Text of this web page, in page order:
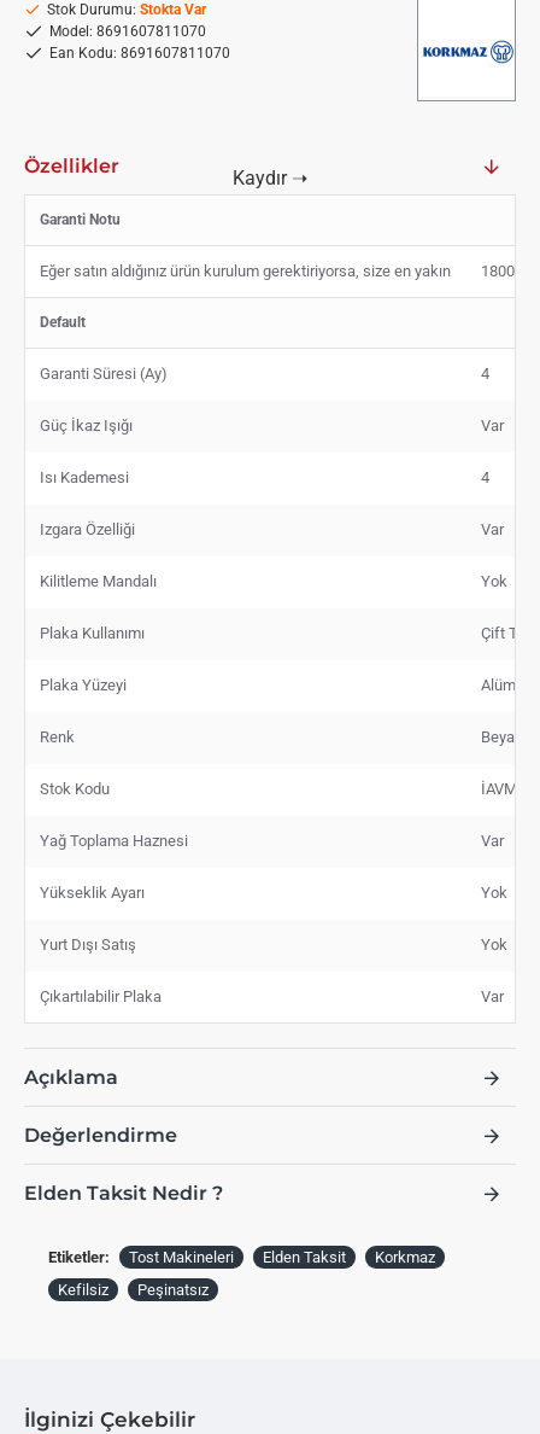
Stok Durumu: Stokta Var
Model: 8691607811070
Ean Kodu: 8691607811070
Özellikler
Garanti Notu
Eğer satın aldığınız ürün kurulum gerektiriyorsa, size en yakın 1800
Default
Garanti Süresi (Ay) 4
Güç İkaz Işığı Var
Isı Kademesi 4
Izgara Özelliği Var
Kilitleme Mandalı Yok
Plaka Kullanımı Çift
Plaka Yüzeyi
Renk Beyaz
Stok Kodu
Yağ Toplama Haznesi Var
Yükseklik Ayarı Yok
Yurt Dışı Satış Yok
Çıkartılabilir Plaka Var
Açıklama
Değerlendirme
Elden Taksit Nedir ?
Etiketler: Tost Makineleri Elden Taksit
Korkmaz
Kefilsiz
Peşinatsız
İlginizi Çekebilir